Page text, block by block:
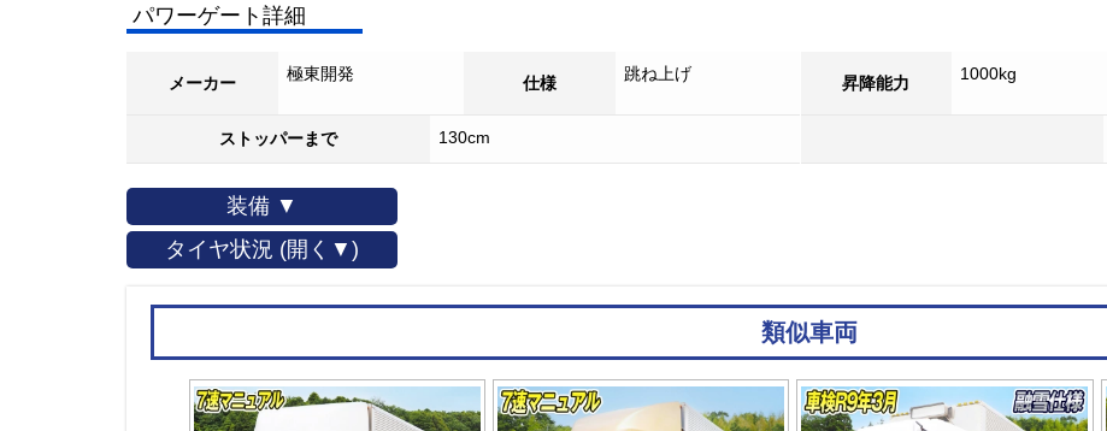
パワーゲート詳細
メーカー 極東開発 仕様 跳ね上げ 昇降能力 1000kg
ストッパーまで 130cm
装備 ▼
タイヤ状況 (開く▼)
類似車両